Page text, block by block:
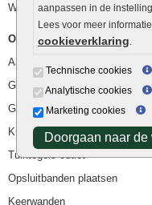
aanpassen in de
Lees voor meer
cookieverklaring.
Technische cookies
Analytische cookies
Marketing cookies
Doorgaan naar de
Waterafvoer
Overig
Aanbiedingen
Goedkope bestrating
Goedkope tuintegels
Kunstgras
Tuintegels outlet
Opsluitbanden plaatsen
Keerwanden